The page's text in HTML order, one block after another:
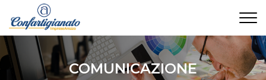
COMUNICAZIONE